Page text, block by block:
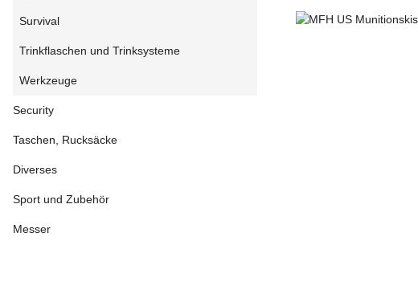
Survival
Trinkflaschen und Trinksysteme
Werkzeuge
Security
Taschen, Rucksäcke
Diverses
Sport und Zubehör
Messer